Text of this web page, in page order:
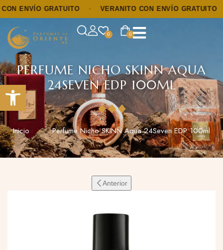
Abrir barra de herramientas
ENVÍO GRATUITO · VERANITO CON ENVÍO GRATUITO ·
0
0
PERFUME NICHO SKINN AQUA
24SEVEN EDP 100ML
Inicio Perfume Nicho SKINN Aqua 24Seven EDP 100ml
Anterior